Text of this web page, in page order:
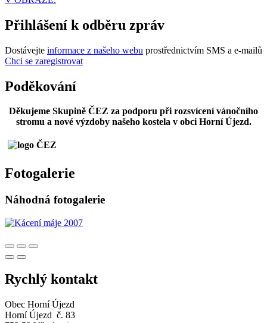
Přihlášení k odběru zpráv
Dostávejte informace z našeho webu prostřednictvím SMS a e-mailů
Chci se zaregistrovat
Poděkování
Děkujeme Skupině ČEZ za podporu při rozsvícení vánočního
stromu a nové výzdoby našeho kostela v obci Horní Újezd.
Fotogalerie
Náhodná fotogalerie
Rychlý kontakt
Obec Horní Újezd
Horní Újezd č. 83